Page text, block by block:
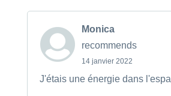
Monica
recommends
14 janvier 2022
J'étais une énergie dans